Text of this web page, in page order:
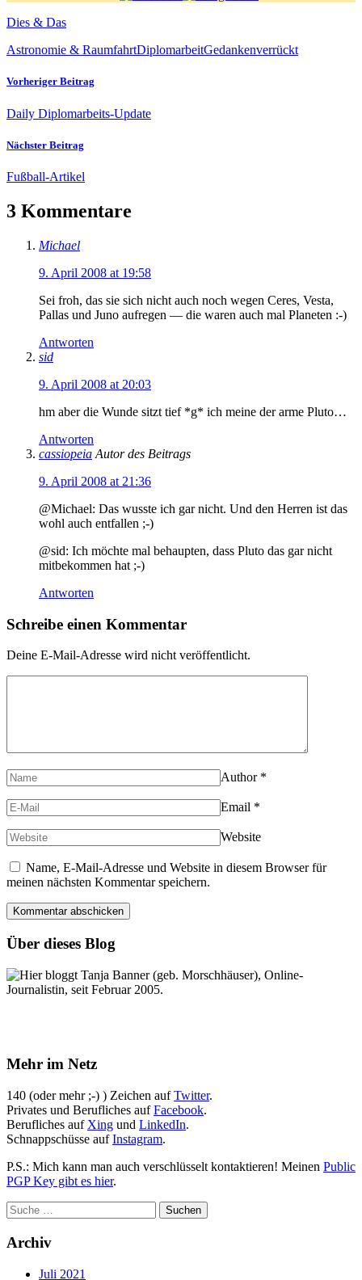
Dies & Das
Astronomie & RaumfahrtDiplomarbeitGedankenverrückt
Vorheriger Beitrag
Daily Diplomarbeits-Update
Nächster Beitrag
Fußball-Artikel
3 Kommentare
Michael
9. April 2008 at 19:58
Sei froh, das sie sich nicht auch noch wegen Ceres, Vesta,
Pallas und Juno aufregen — die waren auch mal Planeten :-)
Antworten
sid
9. April 2008 at 20:03
hm aber die Wunde sitzt tief *g* ich meine der arme Pluto…
Antworten
cassiopeia Autor des Beitrags
9. April 2008 at 21:36
@Michael: Das wusste ich gar nicht. Und den Herren ist das
wohl auch entfallen ;-)
@sid: Ich möchte mal behaupten, dass Pluto das gar nicht
mitbekommen hat ;-)
Antworten
Schreibe einen Kommentar
Deine E-Mail-Adresse wird nicht veröffentlicht.
Author *
Email *
Website
Name, E-Mail-Adresse und Website in diesem Browser für
meinen nächsten Kommentar speichern.
Über dieses Blog
Hier bloggt Tanja Banner (geb. Morschhäuser), Online-
Journalistin, seit Februar 2005.
Mehr im Netz
140 (oder mehr ;-) ) Zeichen aufTwitter.
Privates und Berufliches aufFacebook.
Berufliches auf Xing und LinkedIn.
Schnappschüsse aufInstagram.
P.S.: Mich kann man auch verschlüsselt kontaktieren! Meinen Public
PGP Key gibt es hier.
Archiv
Juli 2021